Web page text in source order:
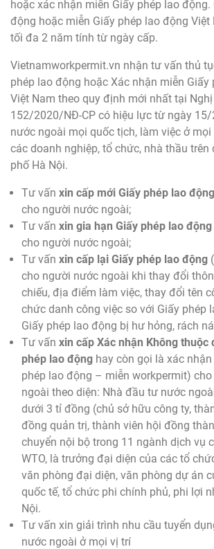
hoặc xác nhận miễn Giấy phép lao động.
động hoặc miễn Giấy phép lao động Việt
tối đa 2 năm tính từ ngày cấp.
Vietnamworkpermit.vn nhận tư vấn thủ
phép lao động hoặc Xác nhận miễn Giấy
Việt Nam theo quy định mới nhất tại
152/2020/NĐ-CP có hiệu lực từ ngày
nước ngoài mọi quốc tịch, làm việc ở
các doanh nghiệp, tổ chức, nhà thầu trên
phố Hà Nội.
Tư vấn xin cấp mới Giấy phép lao động
cho người nước ngoài;
Tư vấn xin gia hạn Giấy phép lao động
cho người nước ngoài;
Tư vấn xin cấp lại Giấy phép lao động
cho người nước ngoài khi thay đổi
chiếu, địa điểm làm việc, thay đổi tên
chức danh công việc so với Giấy phép
Giấy phép lao động bị hư hỏng, rách
Tư vấn xin cấp Xác nhận Không thuộc
phép lao động hay còn gọi là xác
phép lao động – miễn workpermit)
ngoài theo diện: Nhà đầu tư nước
dưới 3 tỉ đồng (chủ sở hữu công ty,
đồng quản trị, thành viên hội đồng
chuyển nội bộ trong 11 ngành dịch vụ
WTO, là trưởng đại diện của các tổ
văn phòng đại diện, văn phòng dự án
quốc tế, tổ chức phi chính phủ, phi lợi
Nội.
Tư vấn xin giải trình nhu cầu tuyển
nước ngoài ở mọi vị trí